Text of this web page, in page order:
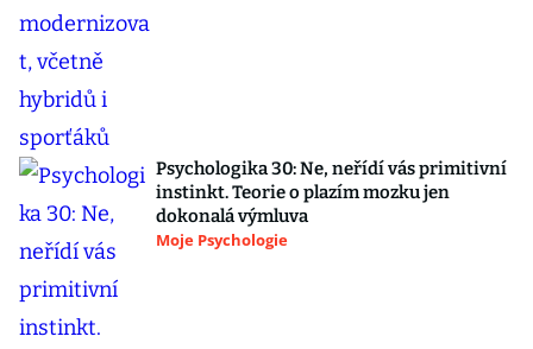
Psychologika 30: Ne, neřídí vás primitivní
instinkt. Teorie o plazím mozku jen
dokonalá výmluva
Moje Psychologie